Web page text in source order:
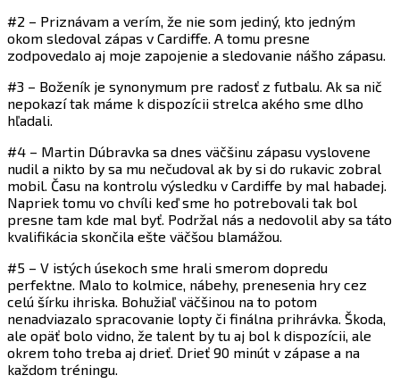
#2 – Priznávam a verím, že nie som jediný, kto jedným
okom sledoval zápas v Cardiffe. A tomu presne
zodpovedalo aj moje zapojenie a sledovanie nášho zápasu.
#3 – Boženík je synonymum pre radosť z futbalu. Ak sa nič
nepokazí tak máme k dispozícii strelca akého sme dlho
hľadali.
#4 – Martin Dúbravka sa dnes väčšinu zápasu vyslovene
nudil a nikto by sa mu nečudoval ak by si do rukavic zobral
mobil. Času na kontrolu výsledku v Cardiffe by mal habadej.
Napriek tomu vo chvíli keď sme ho potrebovali tak bol
presne tam kde mal byť. Podržal nás a nedovolil aby sa táto
kvalifikácia skončila ešte väčšou blamážou.
#5 – V istých úsekoch sme hrali smerom dopredu
perfektne. Malo to kolmice, nábehy, prenesenia hry cez
celú šírku ihriska. Bohužiaľ väčšinou na to potom
nenadviazalo spracovanie lopty či finálna prihrávka. Škoda,
ale opäť bolo vidno, že talent by tu aj bol k dispozícii, ale
okrem toho treba aj drieť. Drieť 90 minút v zápase a na
každom tréningu.